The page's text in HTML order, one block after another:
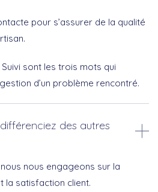
pour s’assurer de la qualité
sont les trois mots qui
d’un problème rencontré.
des autres
nous engageons sur la
la satisfaction client.